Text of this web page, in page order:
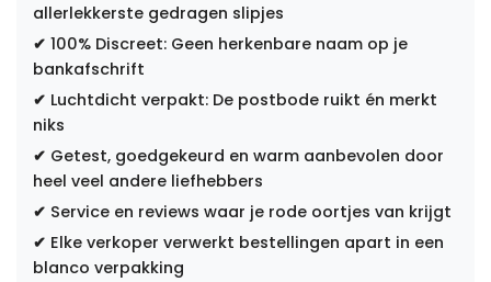
allerlekkerste gedragen slipjes
✔ 100% Discreet: Geen herkenbare naam op je
bankafschrift
✔ Luchtdicht verpakt: De postbode ruikt én merkt
niks
✔ Getest, goedgekeurd en warm aanbevolen door
heel veel andere liefhebbers
✔ Service en reviews waar je rode oortjes van krijgt
✔ Elke verkoper verwerkt bestellingen apart in een
blanco verpakking